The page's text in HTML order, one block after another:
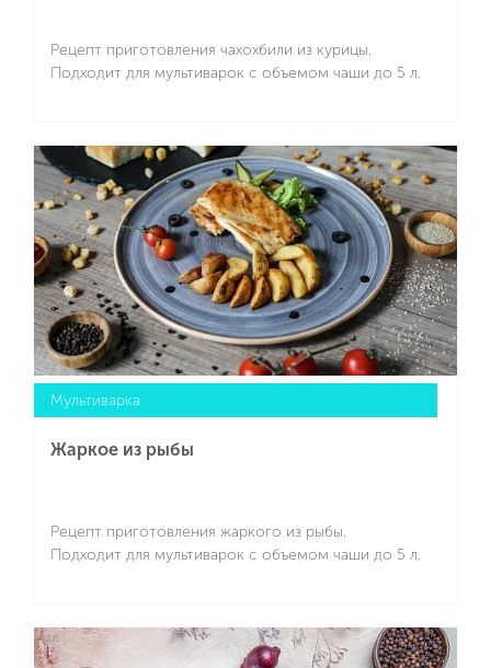
Рецепт приготовления чахохбили из курицы.
Подходит для мультиварок с объемом чаши до 5 л.
Подробнее
Мультиварка
Жаркое из рыбы
Рецепт приготовления жаркого из рыбы.
Подходит для мультиварок с объемом чаши до 5 л.
Подробнее